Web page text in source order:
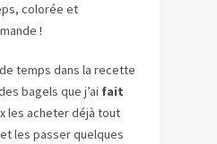
colorée et
!
temps dans la recette
bagels que j’ai fait
les acheter déjà tout
les passer quelques